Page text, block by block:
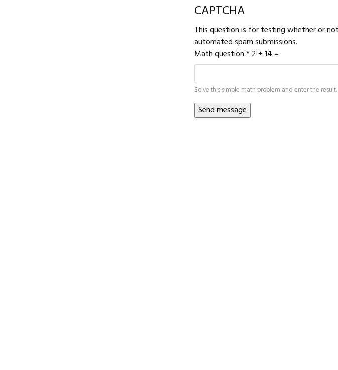
CAPTCHA
This question is for testing whether or
automated spam submissions.
Math question*2 + 14 =
Solve this simple math problem and enter the result.